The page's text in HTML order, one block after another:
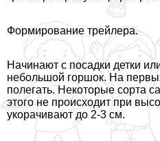
Формирование трейлера.
Начинают с посадки детки
небольшой горшок. На
полегать. Не­которые сорта
этого не происходит при
укорачивают до 2-3 см.